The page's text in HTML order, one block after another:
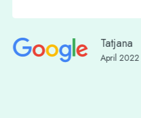
Tatjana
April 2022